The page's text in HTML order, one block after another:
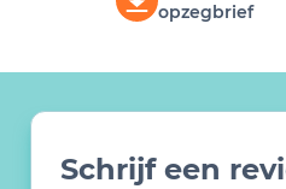
opzegbrief
Schrijf een